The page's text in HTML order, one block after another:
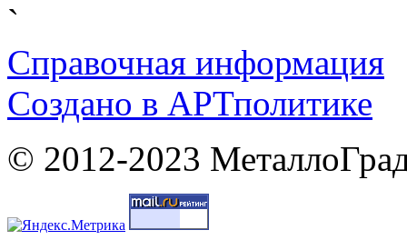
`
Справочная информация
Cоздано в АРТполитике
© 2012-2023